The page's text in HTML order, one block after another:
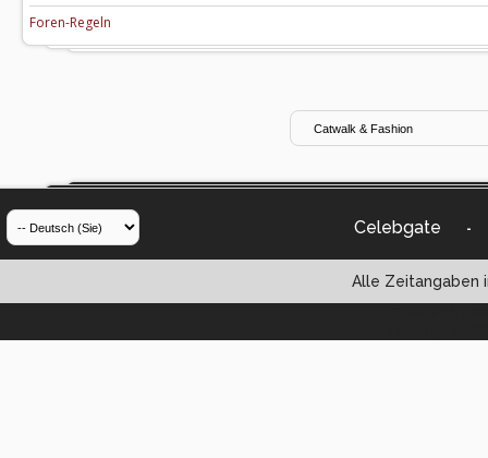
Foren-Regeln
Celebgate -
Alle Zeitangaben